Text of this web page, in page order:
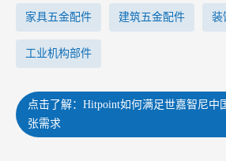
家具五金配件 建筑五金配件 装
工业机构部件
点击了解：Hitpoint如何满足世嘉智尼中
张需求